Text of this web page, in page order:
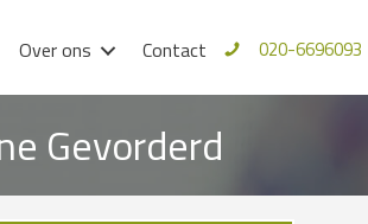
Over ons Contact 020-6696093
Gevorderd